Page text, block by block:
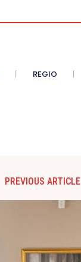
REGIO
PREVIOUS ARTICLE